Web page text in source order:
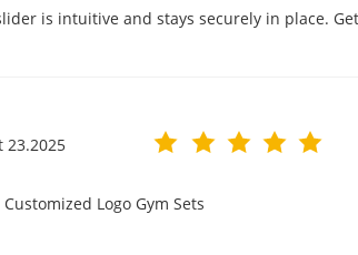
is intuitive and stays securely in place.
23.2025
Logo Gym Sets